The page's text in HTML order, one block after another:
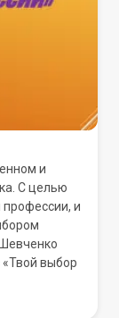
и
С целью
и
выбор